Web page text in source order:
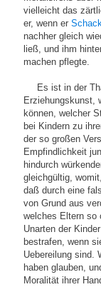
vielleicht das
er, wenn er
nachher gleich
ließ, und ihm
machen pflegte.
Es ist in der
Erziehungskunst,
können, welcher
bei Kindern zu
der so großen
Empfindlichkeit
hindurch
gleichgültig,
daß durch eine
von Grund aus
welches Eltern so
Unarten der
bestrafen, wenn
Uebereilung sind.
haben glauben,
Moralität ihrer